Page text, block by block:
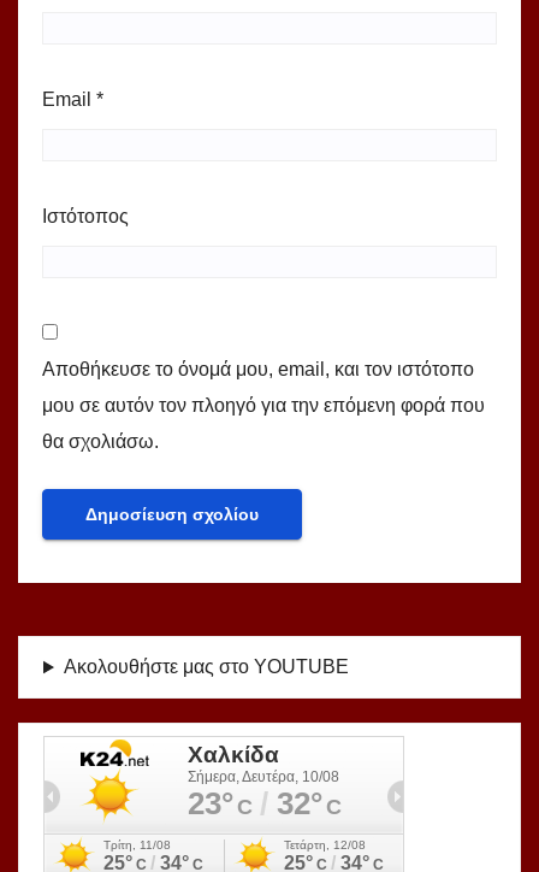
Email *
Ιστότοπος
Αποθήκευσε το όνομά μου, email, και τον ιστότοπο
μου σε αυτόν τον πλοηγό για την επόμενη φορά που
θα σχολιάσω.
Ακολουθήστε μας στο YOUTUBE